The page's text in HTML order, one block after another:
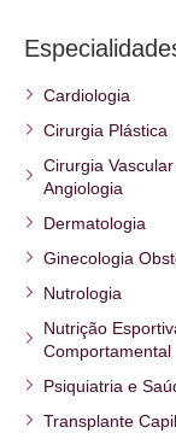
Cardiologia
Cirurgia Plástica
Cirurgia
Angiologia
Dermatologia
Ginecologia
Nutrologia
Nutrição
Comportamental
Psiquiatria e
Transplante